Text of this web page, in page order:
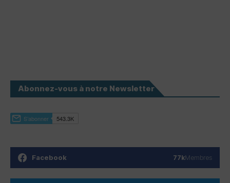
Abonnez-vous à notre Newsletter
Facebook 77kMembres